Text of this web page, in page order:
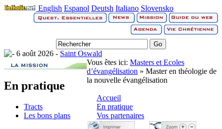
English Espanol Deutsh Italiano Slovensko
6 août 2026 - Saint Oswald
En pratique
Tracts
Les bons plans
Vous êtes ici: Masters et Ecoles
d’évangélisation » Master en théologie de
la nouvelle évangélisation
Accueil
En pratique
Vos partenaires